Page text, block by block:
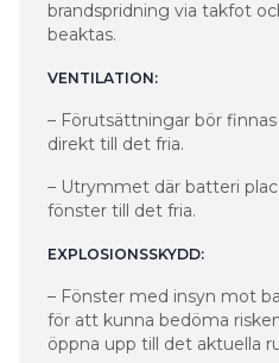
brandspridning via takfot
beaktas.
VENTILATION:
– Förutsättningar bör
direkt till det fria.
– Utrymmet där batteri
fönster till det fria.
EXPLOSIONSSKYDD:
– Fönster med insyn mot
för att kunna bedöma
öppna upp till det aktuella